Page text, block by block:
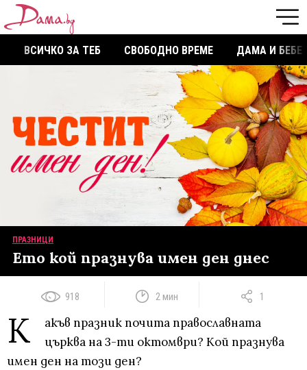
ВСИЧКО ЗА ТЕБ СВОБОДНО ВРЕМЕ ДАМА И БЕБЕ
ПРАЗНИЦИ
Ето кой празнува имен ден днес
918 2 мин 1
К
акъв празник почита православната
църква на 3-ти октомври? Кой празнува
имен ден на този ден?